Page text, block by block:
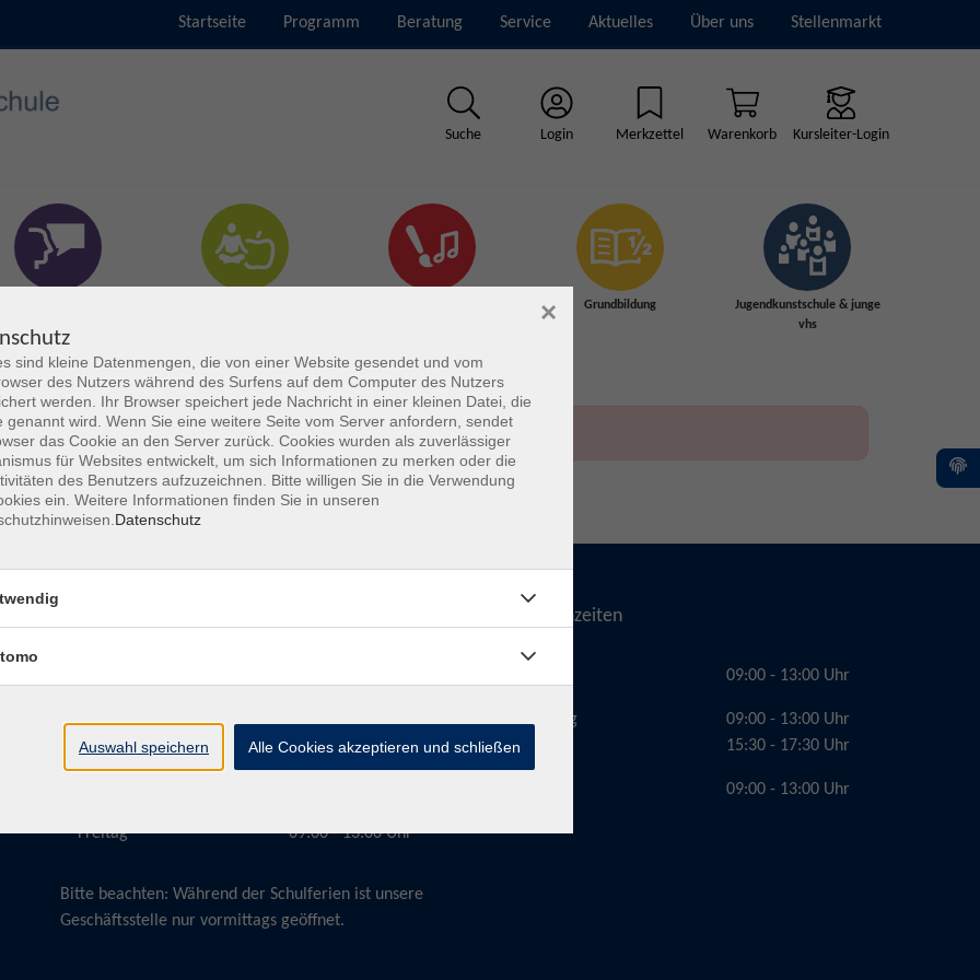
Startseite Programm Beratung Service Aktuelles Über uns Stellenmarkt
Suche Login Merkzettel Warenkorb Kursleiter-Login
Grundbildung
Jugendkunstschule & junge
vhs
Dienstag
Freitag
15:30 - 17:30 Uhr
09:00 - 13:00 Uhr
Bitte beachten: Während der Schulferien ist unsere
Geschäftsstelle nur vormittags geöffnet.
Telefonzeiten
Dienstag
09:00 - 13:00 Uhr
09:00 - 13:00 Uhr
15:30 - 17:30 Uhr
09:00 - 13:00 Uhr
sind kleine Datenmengen, die von einer Website gesendet und vom
des Nutzers während des Surfens auf dem Computer des Nutzers
werden. Ihr Browser speichert jede Nachricht in einer kleinen Datei, die
genannt wird. Wenn Sie eine weitere Seite vom Server anfordern, sendet
das Cookie an den Server zurück. Cookies wurden als zuverlässiger
für Websites entwickelt, um sich Informationen zu merken oder die
des Benutzers aufzuzeichnen. Bitte willigen Sie in die Verwendung
ein. Weitere Informationen finden Sie in unseren
Datenschutz
×
Auswahl speichern Alle Cookies akzeptieren und schließen